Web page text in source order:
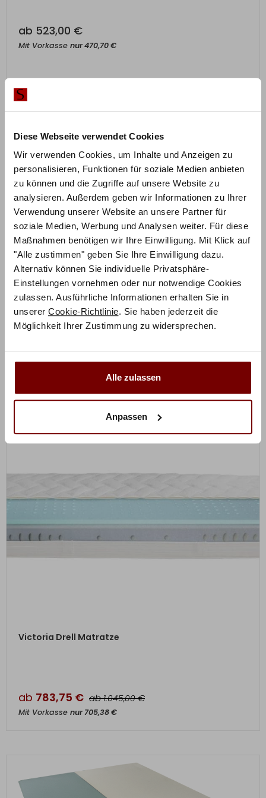
Diese Webseite verwendet Cookies
Wir verwenden Cookies, um Inhalte und Anzeigen zu
personalisieren, Funktionen für soziale Medien anbieten
zu können und die Zugriffe auf unsere Website zu
analysieren. Außerdem geben wir Informationen zu Ihrer
Verwendung unserer Website an unsere Partner für
soziale Medien, Werbung und Analysen weiter. Für diese
Maßnahmen benötigen wir Ihre Einwilligung. Mit Klick auf
"Alle zustimmen" geben Sie Ihre Einwilligung dazu.
Alternativ können Sie individuelle Privatsphäre-
Einstellungen vornehmen oder nur notwendige Cookies
zulassen. Ausführliche Informationen erhalten Sie in
unserer Cookie-Richtlinie. Sie haben jederzeit die
Möglichkeit Ihrer Zustimmung zu widersprechen.
Alle zulassen
Anpassen
ab 523,00 €
Mit Vorkasse nur470,70€
Novo Matratze
515,00 €
Victoria Drell Matratze
ab 783,75 € ab 1.045,00€
Mit Vorkasse nur705,38€